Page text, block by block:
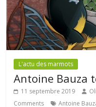
L'actu des marmots
Antoine Bauza
11 septembre 2019
Comments
Antoine